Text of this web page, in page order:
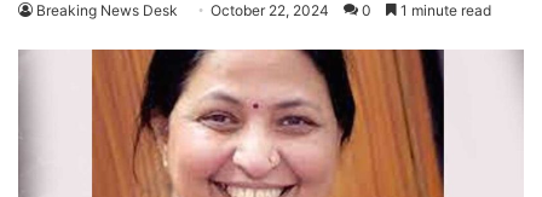
Breaking News Desk October 22, 2024 0 1 minute read